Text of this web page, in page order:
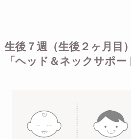
生後７週（生後２ヶ月目
「ヘッド＆ネックサポ